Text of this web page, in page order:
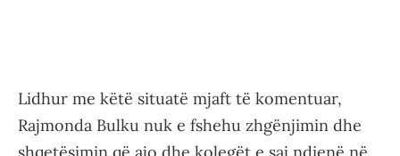
Lidhur me këtë situatë mjaft të komentuar,
Rajmonda Bulku nuk e fshehu zhgënjimin dhe